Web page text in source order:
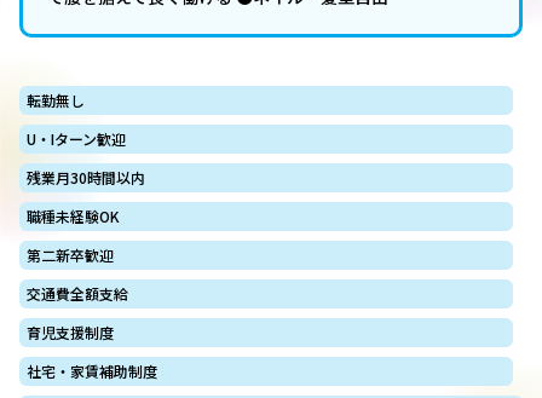
転勤無し
U・Iターン歓迎
残業月30時間以内
職種未経験OK
第二新卒歓迎
交通費全額支給
育児支援制度
社宅・家賃補助制度